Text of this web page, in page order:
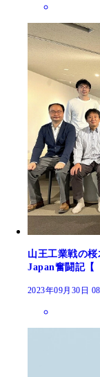
山王工業戦の
Japan奮闘記【
2023年09月30日